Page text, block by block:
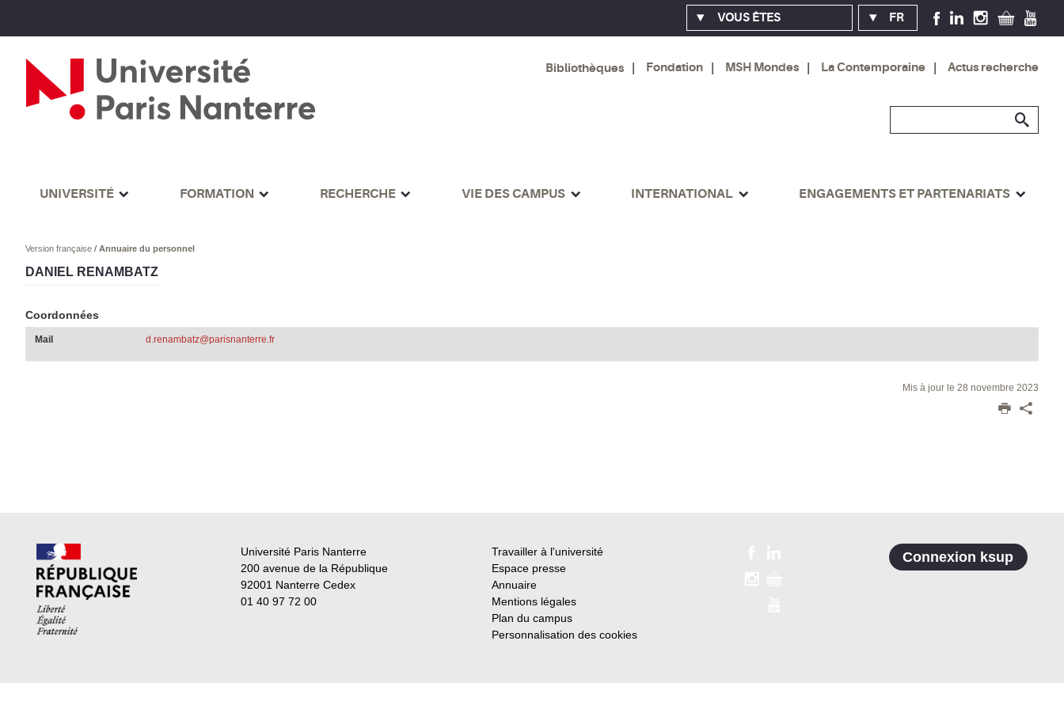
VOUS ÊTES FR
Bibliothèques Fondation MSH Mondes La Contemporaine Actus recherche
UNIVERSITÉ FORMATION RECHERCHE VIE DES CAMPUS INTERNATIONAL ENGAGEMENTS ET PARTENARIATS
Version française/ Annuaire du personnel
DANIEL RENAMBATZ
Coordonnées
Mail d.renambatz@parisnanterre.fr
Mis à jour le 28 novembre 2023
Université Paris Nanterre
200 avenue de la République
92001 Nanterre Cedex
01 40 97 72 00
Travailler à l'université
Espace presse
Annuaire
Mentions légales
Plan du campus
Personnalisation des cookies
Connexion ksup